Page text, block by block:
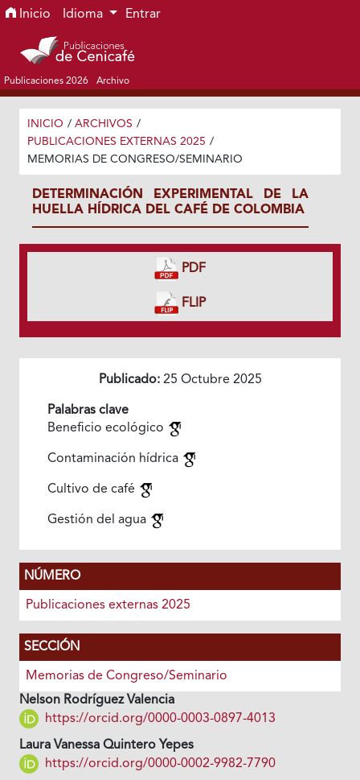
Ir al menú de navegación principal
Ir al contenido principal
Ir al pie de página del sitio
Inicio Idioma Entrar
Publicaciones 2026 Archivo
INICIO / ARCHIVOS /
PUBLICACIONES EXTERNAS 2025 /
MEMORIAS DE CONGRESO/SEMINARIO
DETERMINACIÓN EXPERIMENTAL DE LA
HUELLA HÍDRICA DEL CAFÉ DE COLOMBIA
PDF
FLIP
Publicado:25 Octubre 2025
Palabras clave
Beneficio ecológico
Contaminación hídrica
Cultivo de café
Gestión del agua
NÚMERO
Publicaciones externas 2025
SECCIÓN
Memorias de Congreso/Seminario
Nelson Rodríguez Valencia
https://orcid.org/0000-0003-0897-4013
Laura Vanessa Quintero Yepes
https://orcid.org/0000-0002-9982-7790